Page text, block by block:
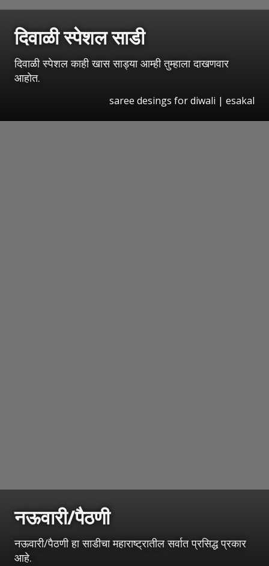
दिवाळी स्पेशल साडी
दिवाळी स्पेशल काही खास साड्या आम्ही तुम्हाला दाखणवार
आहोत.
saree desings for diwali | esakal
नऊवारी/पैठणी
नऊवारी/पैठणी हा साडीचा महाराष्ट्रातील सर्वात प्रसिद्ध प्रकार
आहे.